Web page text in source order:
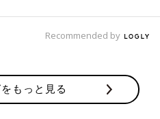
Recommended by
もっと見る